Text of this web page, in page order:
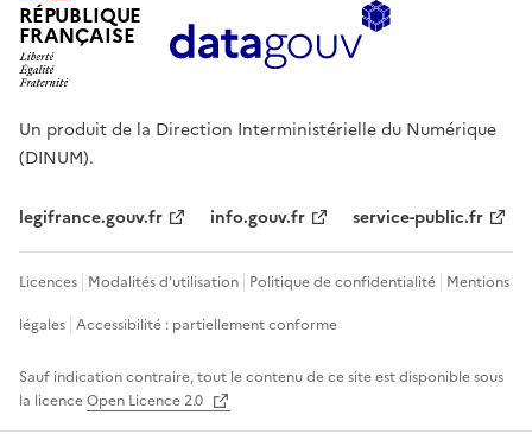
RÉPUBLIQUE
FRANÇAISE
Un produit de la Direction Interministérielle du Numérique
(DINUM).
legifrance.gouv.fr info.gouv.fr service-public.fr
Licences Modalités d'utilisation Politique de confidentialité Mentions
légales Accessibilité : partiellement conforme
Sauf indication contraire, tout le contenu de ce site est disponible sous
la licenceOpen Licence 2.0